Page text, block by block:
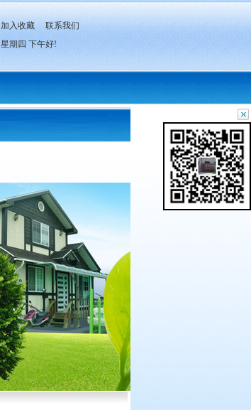
加入收藏
联系我们
星期四 下午好!